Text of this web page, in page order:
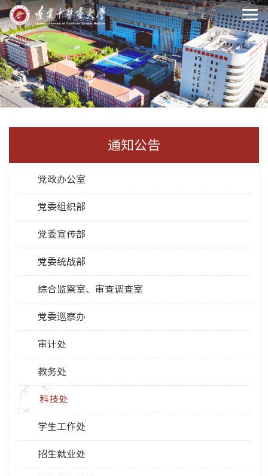
通知公告
党政办公室
党委组织部
党委宣传部
党委统战部
综合监察室、审查调查室
党委巡察办
审计处
教务处
科技处
学生工作处
招生就业处